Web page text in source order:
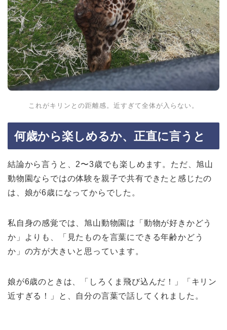
これがキリンとの距離感。近すぎて全体が入らない。
何歳から楽しめるか、正直に言うと
結論から言うと、2〜3歳でも楽しめます。ただ、旭山
動物園ならではの体験を親子で共有できたと感じたの
は、娘が6歳になってからでした。
私自身の感覚では、旭山動物園は「動物が好きかどう
か」よりも、「見たものを言葉にできる年齢かどう
か」の方が大きいと思っています。
娘が6歳のときは、「しろくま飛び込んだ！」「キリン
近すぎる！」と、自分の言葉で話してくれました。